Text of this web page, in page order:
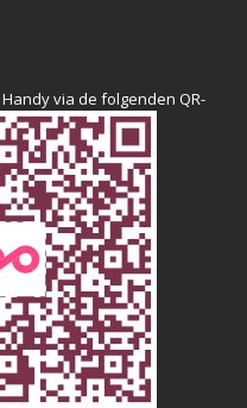
via de folgenden QR-